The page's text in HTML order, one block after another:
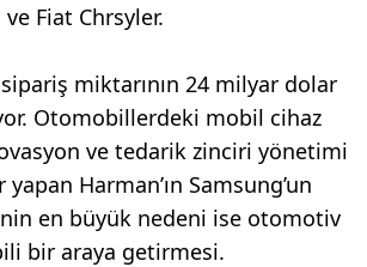
Fiat Chrsyler.
sipariş miktarının 24 milyar dolar
Otomobillerdeki mobil cihaz
ve tedarik zinciri yönetimi
Harman’ın Samsung’un
en büyük nedeni ise otomotiv
bir araya getirmesi.